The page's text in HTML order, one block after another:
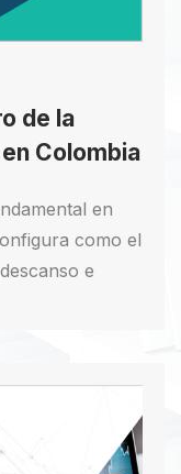
de la
Colombia
en
como el
e
Colombia hay